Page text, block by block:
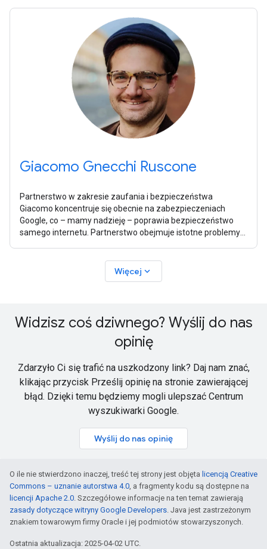
Giacomo Gnecchi Ruscone
Partnerstwo w zakresie zaufania i bezpieczeństwa
Giacomo koncentruje się obecnie na zabezpieczeniach
Google, co – mamy nadzieję – poprawia bezpieczeństwo
samego internetu. Partnerstwo obejmuje istotne problemy
Więcej expand_more
Widzisz coś dziwnego? Wyślij do nas
opinię
Zdarzyło Ci się trafić na uszkodzony link? Daj nam znać,
klikając przycisk Prześlij opinię na stronie zawierającej
błąd. Dzięki temu będziemy mogli ulepszać Centrum
wyszukiwarki Google.
Wyślij do nas opinię
O ile nie stwierdzono inaczej, treść tej strony jest objęta licencją Creative
Commons – uznanie autorstwa 4.0, a fragmenty kodu są dostępne na
licencji Apache 2.0. Szczegółowe informacje na ten temat zawierają
zasady dotyczące witryny Google Developers. Java jest zastrzeżonym
znakiem towarowym firmy Oracle i jej podmiotów stowarzyszonych.
Ostatnia aktualizacja: 2025-04-02 UTC.